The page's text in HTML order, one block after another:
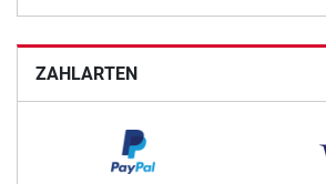
ZAHLARTEN